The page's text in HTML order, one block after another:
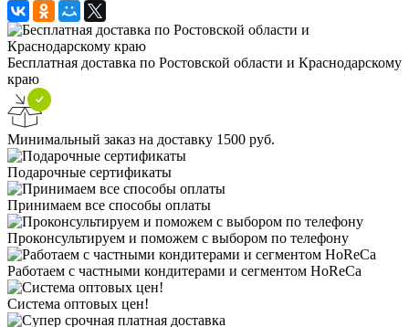
Бесплатная доставка по Ростовской области и Краснодарскому
краю
Минимальный заказ на доставку 1500 руб.
Подарочные сертификаты
Принимаем все способы оплаты
Проконсультируем и поможем с выбором по телефону
Работаем с частными кондитерами и сегментом HoReCa
Система оптовых цен!